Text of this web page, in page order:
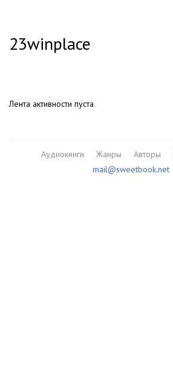
23winplace
Лента активности пуста
Аудиокниги Жанры Авторы
mail@sweetbook.net